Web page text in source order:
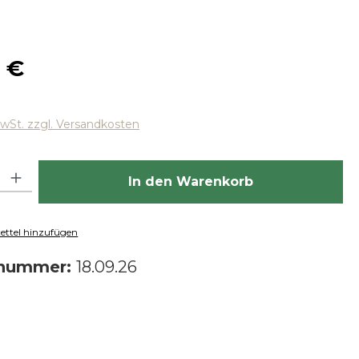
€
zzgl. Versandkosten
Gib den gewünschten Wert ein oder benutze die
In den Warenkorb
hinzufügen
18.09.26